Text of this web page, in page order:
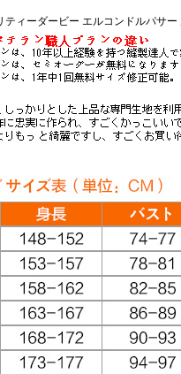
ィーダービー エルコンドルパサ